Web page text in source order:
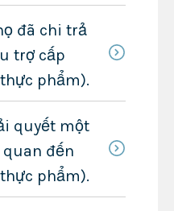
đã chi trả
trợ cấp
phẩm).
quyết một
đến
phẩm).